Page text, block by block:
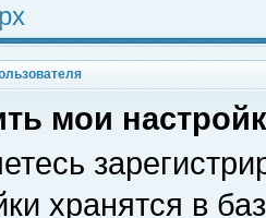
мои
хранятся в